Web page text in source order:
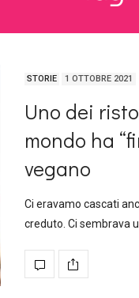
STORIE 1 OTTOBRE 2021
Uno dei
mondo ha
vegano
Ci eravamo cascati
creduto. Ci sembrava